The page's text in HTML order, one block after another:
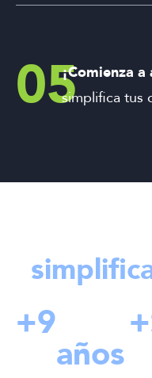
05¡Comienza
simplifica tus
+9
años